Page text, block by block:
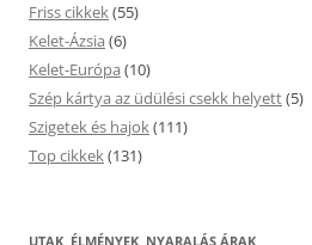
Friss cikkek(55)
Kelet-Ázsia (6)
Kelet-Európa (10)
Szép kártya az üdülési csekk helyett(5)
Szigetek és hajok(111)
Top cikkek(131)
UTAK, ÉLMÉNYEK, NYARALÁS ÁRAK